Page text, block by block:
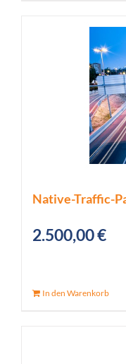
Native-Traffic-
2.500,00€
In den Warenkorb